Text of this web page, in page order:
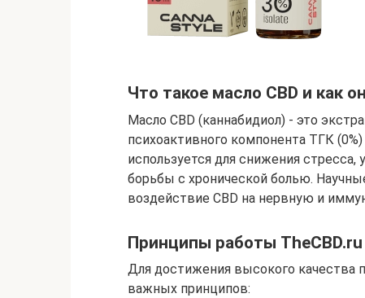
Что такое масло CBD и как
Масло CBD (каннабидиол) - это
психоактивного компонента ТГК
используется для снижения
борьбы с хронической болью.
воздействие CBD на нервную и
Принципы работы TheCBD.ru
Для достижения высокого качества
важных принципов: